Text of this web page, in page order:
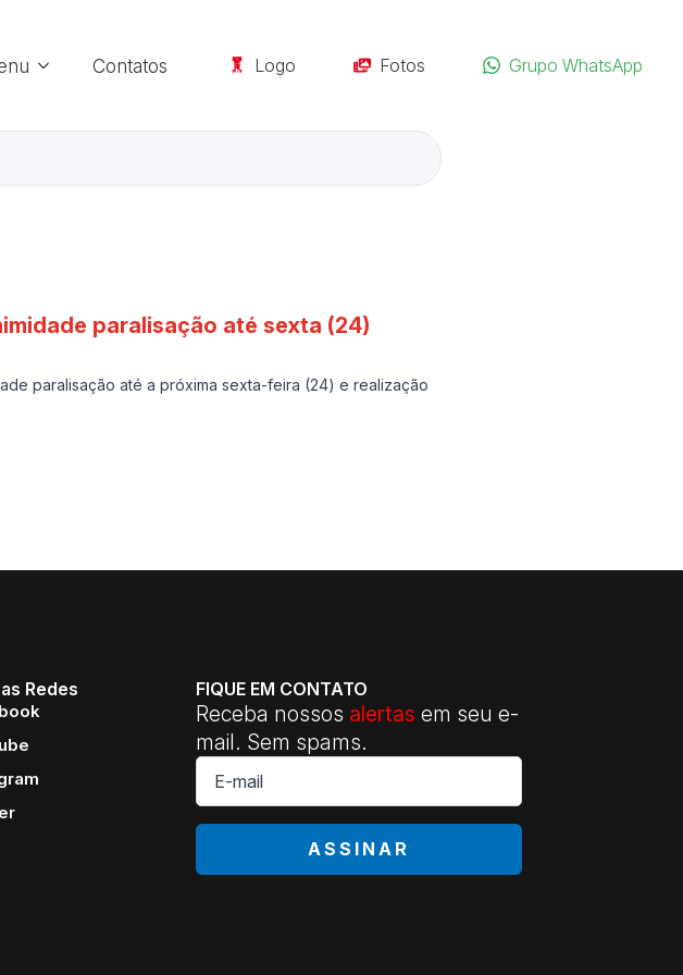
Contatos Logo Fotos Grupo WhatsApp
paralisação até sexta (24)
paralisação até a próxima sexta-feira (24) e realização
Redes FIQUE EM CONTATO
Receba nossos alertas em seu e-
mail. Sem spams.
E-
mail
ASSINAR